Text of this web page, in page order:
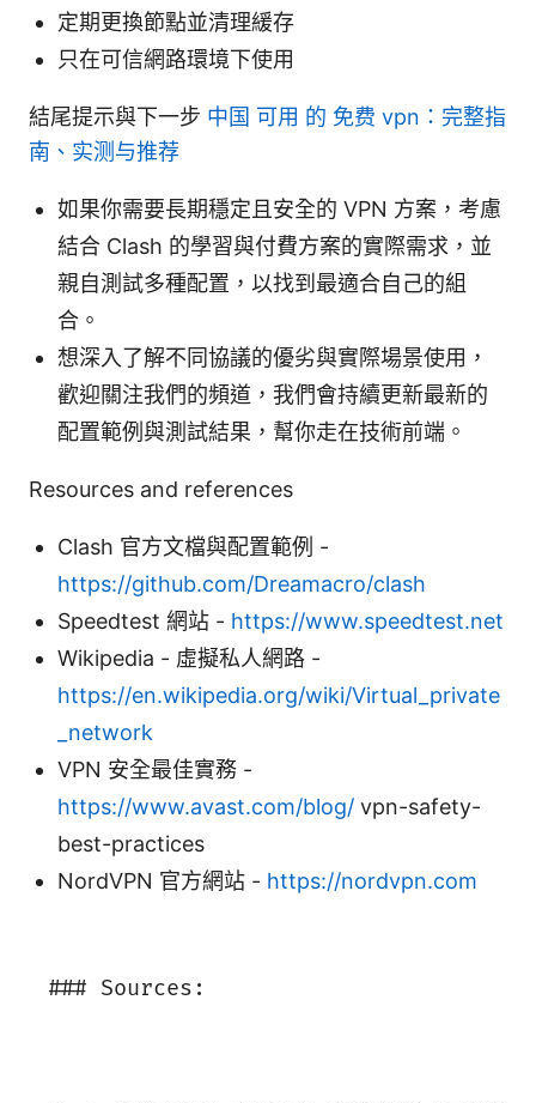
定期更換節點並清理緩存
只在可信網路環境下使用
結尾提示與下一步 中国 可用 的 免费 vpn：完整指
南、实测与推荐
如果你需要長期穩定且安全的 VPN 方案，考慮
結合 Clash 的學習與付費方案的實際需求，並
親自測試多種配置，以找到最適合自己的組
合。
想深入了解不同協議的優劣與實際場景使用，
歡迎關注我們的頻道，我們會持續更新最新的
配置範例與測試結果，幫你走在技術前端。
Resources and references
Clash 官方文檔與配置範例 -
https://github.com/Dreamacro/clash
Speedtest 網站 - https://www.speedtest.net
Wikipedia - 虛擬私人網路 -
https://en.wikipedia.org/wiki/Virtual_private
_network
VPN 安全最佳實務 -
https://www.avast.com/blog/ vpn-safety-
best-practices
NordVPN 官方網站 - https://nordvpn.com
### Sources: